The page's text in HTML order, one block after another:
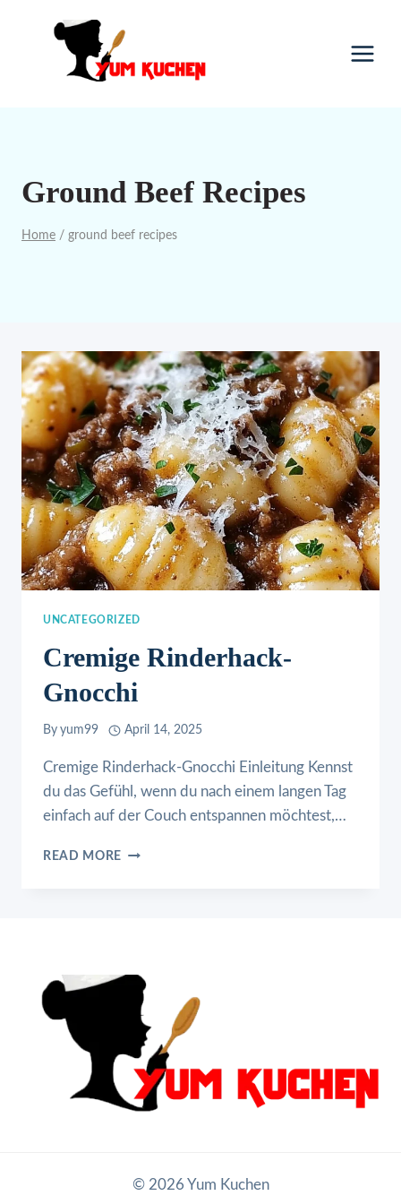
Ground Beef Recipes
Home / ground beef recipes
UNCATEGORIZED
Cremige Rinderhack-
Gnocchi
By yum99 April 14, 2025
Cremige Rinderhack-Gnocchi Einleitung Kennst
du das Gefühl, wenn du nach einem langen Tag
einfach auf der Couch entspannen möchtest,…
READ MORE CREMIGE
© 2026 Yum Kuchen